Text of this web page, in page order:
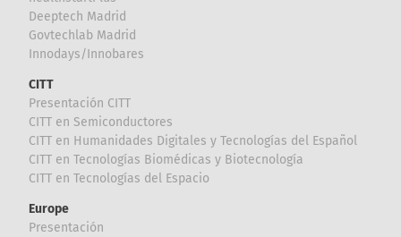
Deeptech Madrid
Govtechlab Madrid
Innodays/Innobares
CITT
Presentación CITT
CITT en Semiconductores
CITT en Humanidades Digitales y Tecnologías del Español
CITT en Tecnologías Biomédicas y Biotecnología
CITT en Tecnologías del Espacio
Europe
Presentación